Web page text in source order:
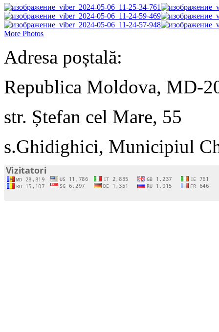
More Photos
Adresa poștală:
Republica Moldova, MD-
str. Ștefan cel Mare, 55
s.Ghidighici, Municipiul